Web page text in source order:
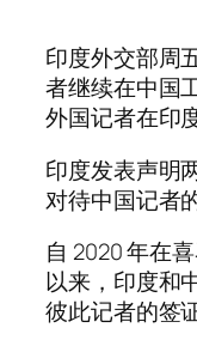
印度外交部周
者继续在中国
外国记者在印
印度发表声明
对待中国记者
自 2020 年在
以来，印度和
彼此记者的签